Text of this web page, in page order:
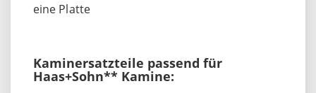
eine Platte
Kaminersatzteile passend für
Haas+Sohn** Kamine: